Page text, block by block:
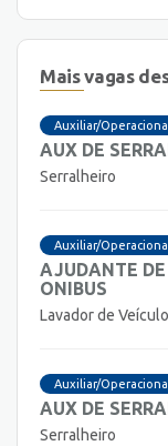
Mais vagas
Auxiliar/
AUX DE
Serralheiro
Auxiliar/
AJUDANTE
ONIBUS
Lavador de
Auxiliar/
AUX DE
Serralheiro